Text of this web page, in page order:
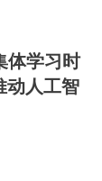
体学习时
动人工智